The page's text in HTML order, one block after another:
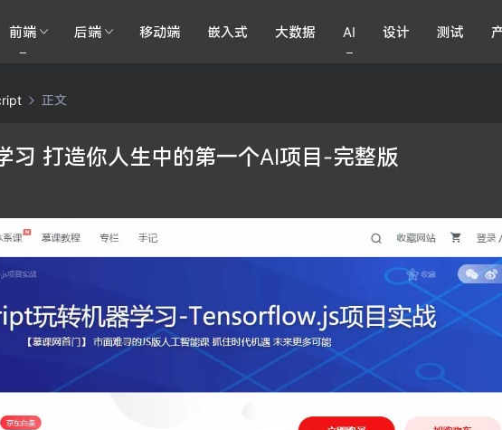
前端 后端 移动端 嵌入式 大数据 AI 设计 测试
正文
习 打造你人生中的第一个AI项目-完整版